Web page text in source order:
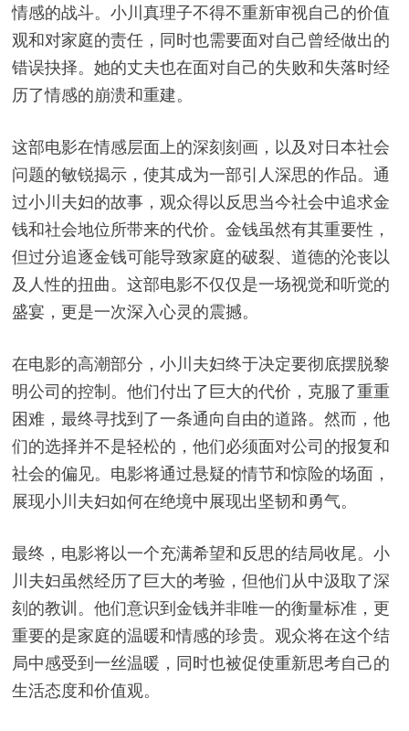
情感的战斗。小川真理子不得不重新审视自己的价值
观和对家庭的责任，同时也需要面对自己曾经做出的
错误抉择。她的丈夫也在面对自己的失败和失落时经
历了情感的崩溃和重建。
这部电影在情感层面上的深刻刻画，以及对日本社会
问题的敏锐揭示，使其成为一部引人深思的作品。通
过小川夫妇的故事，观众得以反思当今社会中追求金
钱和社会地位所带来的代价。金钱虽然有其重要性，
但过分追逐金钱可能导致家庭的破裂、道德的沦丧以
及人性的扭曲。这部电影不仅仅是一场视觉和听觉的
盛宴，更是一次深入心灵的震撼。
在电影的高潮部分，小川夫妇终于决定要彻底摆脱黎
明公司的控制。他们付出了巨大的代价，克服了重重
困难，最终寻找到了一条通向自由的道路。然而，他
们的选择并不是轻松的，他们必须面对公司的报复和
社会的偏见。电影将通过悬疑的情节和惊险的场面，
展现小川夫妇如何在绝境中展现出坚韧和勇气。
最终，电影将以一个充满希望和反思的结局收尾。小
川夫妇虽然经历了巨大的考验，但他们从中汲取了深
刻的教训。他们意识到金钱并非唯一的衡量标准，更
重要的是家庭的温暖和情感的珍贵。观众将在这个结
局中感受到一丝温暖，同时也被促使重新思考自己的
生活态度和价值观。